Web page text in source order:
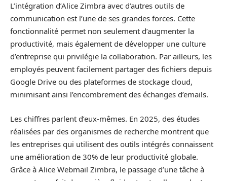
L’intégration d’Alice Zimbra avec d’autres outils de
communication est l’une de ses grandes forces. Cette
fonctionnalité permet non seulement d’augmenter la
productivité, mais également de développer une culture
d’entreprise qui privilégie la collaboration. Par ailleurs, les
employés peuvent facilement partager des fichiers depuis
Google Drive ou des plateformes de stockage cloud,
minimisant ainsi l’encombrement des échanges d’emails.
Les chiffres parlent d’eux-mêmes. En 2025, des études
réalisées par des organismes de recherche montrent que
les entreprises qui utilisent des outils intégrés connaissent
une amélioration de 30% de leur productivité globale.
Grâce à Alice Webmail Zimbra, le passage d’une tâche à